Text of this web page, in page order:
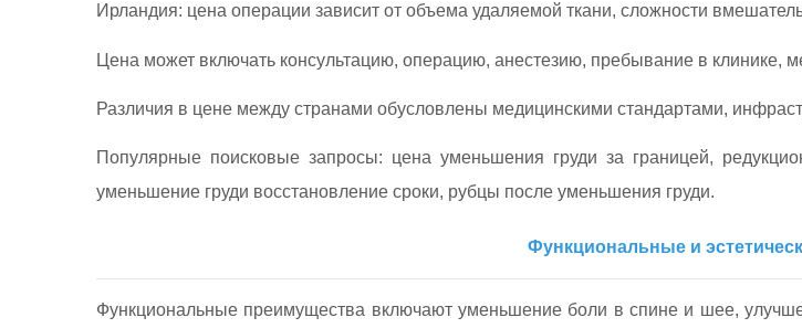
Ирландия: цена операции зависит от объема удаляемой ткани, сложности
Цена может включать консультацию, операцию, анестезию, пребывание в клинике,
Различия в цене между странами обусловлены медицинскими стандартами,
Популярные поисковые запросы: цена уменьшения груди за границей,
уменьшение груди восстановление сроки, рубцы после уменьшения груди.
Функциональные и
Функциональные преимущества включают уменьшение боли в спине и шее,